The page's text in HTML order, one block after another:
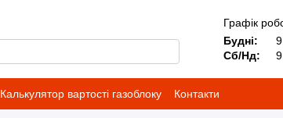
Графік
Будні:
Сб/Нд:
Калькулятор вартості газоблоку Контакти